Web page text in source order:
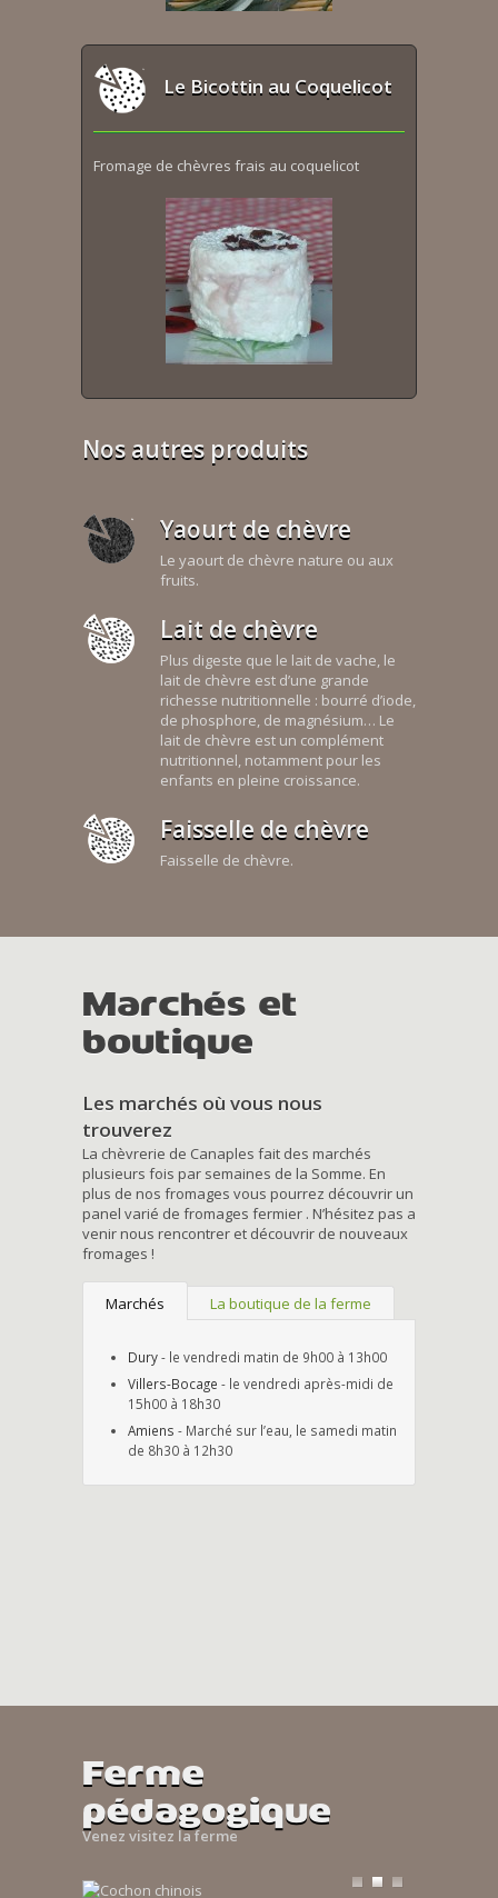
Le Bicottin au Coquelicot
Fromage de chèvres frais au coquelicot
Nos autres produits
Yaourt de chèvre
Le yaourt de chèvre nature ou aux
fruits.
Lait de chèvre
Plus digeste que le lait de vache, le
lait de chèvre est d’une grande
richesse nutritionnelle : bourré d’iode,
de phosphore, de magnésium… Le
lait de chèvre est un complément
nutritionnel, notamment pour les
enfants en pleine croissance.
Faisselle de chèvre
Faisselle de chèvre.
Marchés et
boutique
Les marchés où vous nous
trouverez
La chèvrerie de Canaples fait des marchés
plusieurs fois par semaines de la Somme. En
plus de nos fromages vous pourrez découvrir un
panel varié de fromages fermier . N’hésitez pas a
venir nous rencontrer et découvrir de nouveaux
fromages !
Marchés La boutique de la ferme
Dury- le vendredi matin de 9h00 à 13h00
Villers-Bocage - le vendredi après-midi de
15h00 à 18h30
Amiens - Marché sur l’eau, le samedi matin
de 8h30 à 12h30
Ferme
pédagogique
Venez visitez la ferme